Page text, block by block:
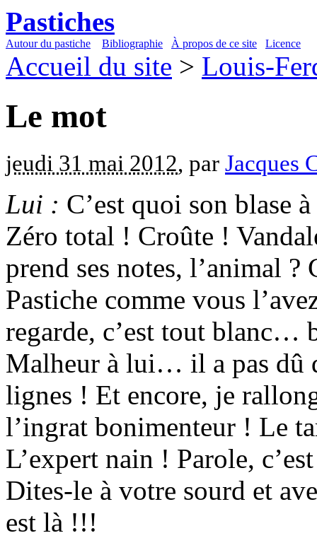
Pastiches
Autour du pastiche Bibliographie À propos de ce site Licence
Accueil du site > Louis-
Le mot
jeudi 31 mai 2012, par Jacques
Lui : C’est quoi son blase
Zéro total ! Croûte !
prend ses notes, l’animal ?
Pastiche comme vous
regarde, c’est tout blanc…
Malheur à lui… il a pas dû
lignes ! Et encore, je
l’ingrat bonimenteur ! Le
L’expert nain ! Parole,
Dites-le à votre sourd et
est là !!!